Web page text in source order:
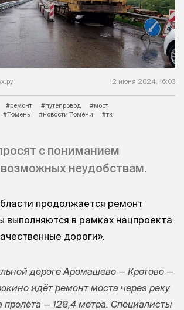
12 июня 2024, 16:03
#ремонт #путепровод
#мост
#Тюмень #новости Тюмени #тк
с пониманием
возможных неудобствам.
продолжается ремонт
выполняются в рамках нацпроекта
дороги».
дороге Аромашево — Кротово —
идёт ремонт моста через реку
пролёта — 128,4 метра. Специалисты